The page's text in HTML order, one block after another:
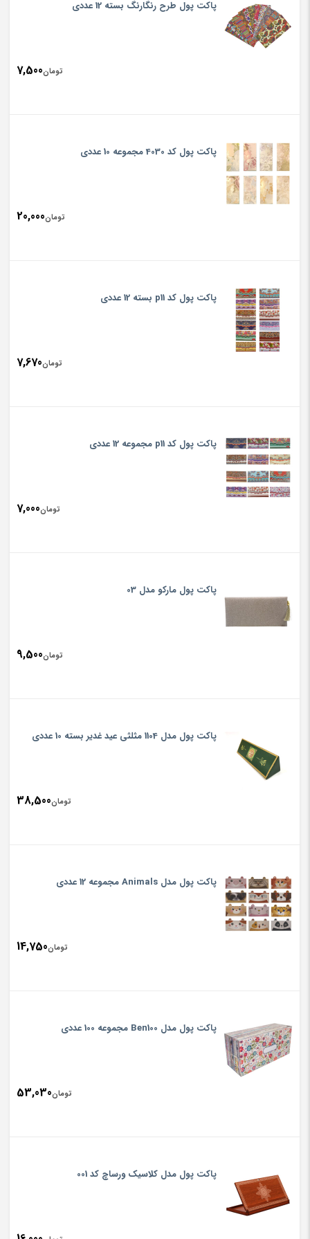
پاکت پول طرح رنگارنگ بسته 12 عددی
تومان7,500
پاکت پول کد 4030 مجموعه 10 عددی
تومان20,000
پاکت پول کد p11 بسته 12 عددی
تومان7,670
پاکت پول کد p11 مجموعه 12 عددی
تومان7,000
پاکت پول مارکو مدل 03
تومان9,500
پاکت پول مدل 1104 مثلثی عید غدیر بسته 10 عددی
تومان38,500
پاکت پول مدل Animals مجموعه 12 عددی
تومان14,750
پاکت پول مدل Ben100 مجموعه 100 عددی
تومان53,030
پاکت پول مدل کلاسیک ورساچ کد 001